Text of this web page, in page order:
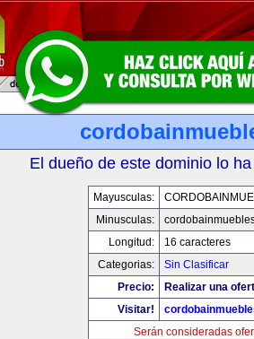
El dueño de este dominio lo
Mayusculas:
Minusculas:
Longitud:
16 caracteres
Categorias:
Sin Clasificar
Precio:
Realizar una
Visitar!
Serán consideradas